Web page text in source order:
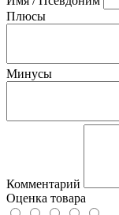
Плюсы
Минусы
Комментарий
Оценка товара